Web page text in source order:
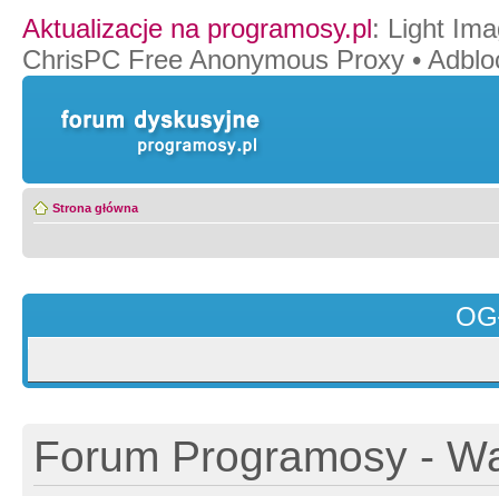
Aktualizacje na programosy.pl: Light
ChrisPC Free Anonymous Proxy •
Strona główna
Forum Programosy -